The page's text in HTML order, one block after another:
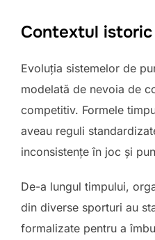
Contextul
Evoluția sistemelor de
modelată de nevoia de
competitiv. Formele
aveau reguli
inconsistențe în joc și
De-a lungul timpului,
din diverse sporturi au
formalizate pentru a